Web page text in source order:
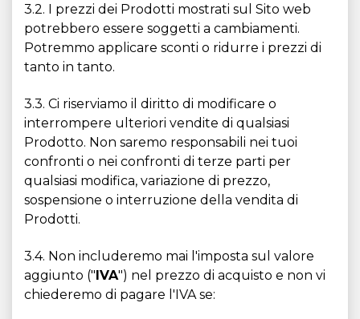
3.2. I prezzi dei Prodotti mostrati sul Sito web
potrebbero essere soggetti a cambiamenti.
Potremmo applicare sconti o ridurre i prezzi di
tanto in tanto.
3.3. Ci riserviamo il diritto di modificare o
interrompere ulteriori vendite di qualsiasi
Prodotto. Non saremo responsabili nei tuoi
confronti o nei confronti di terze parti per
qualsiasi modifica, variazione di prezzo,
sospensione o interruzione della vendita di
Prodotti.
3.4. Non includeremo mai l'imposta sul valore
aggiunto ("IVA") nel prezzo di acquisto e non vi
chiederemo di pagare l'IVA se: